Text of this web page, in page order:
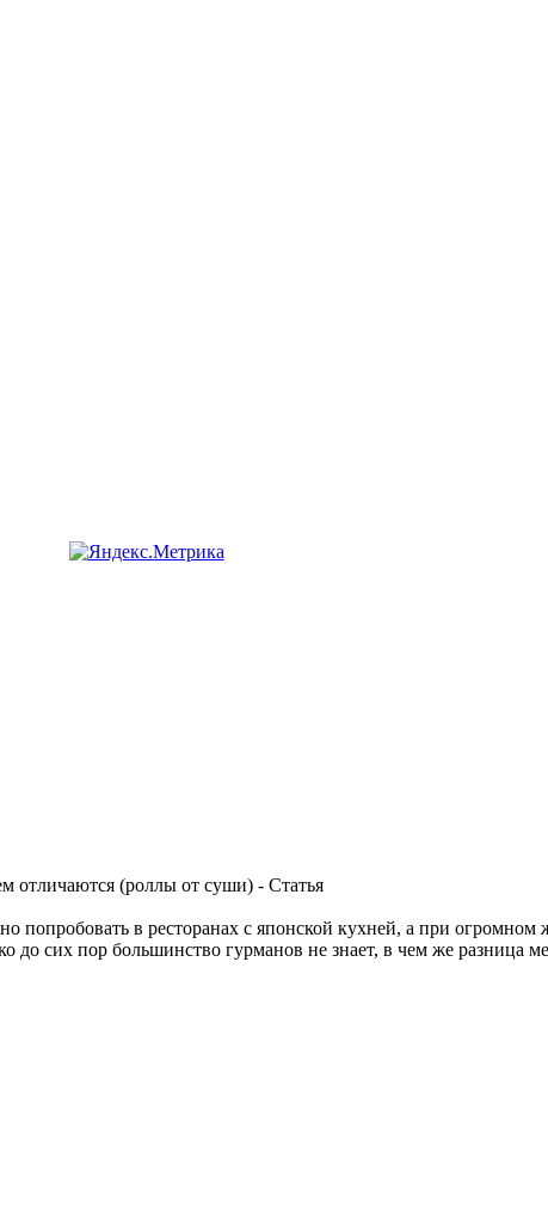
в ресторанах с японской кухней, а при огромном
до сих пор большинство гурманов не знает, в чем же разница